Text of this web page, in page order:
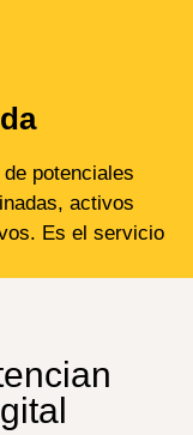
potenciales
activos
Es el servicio